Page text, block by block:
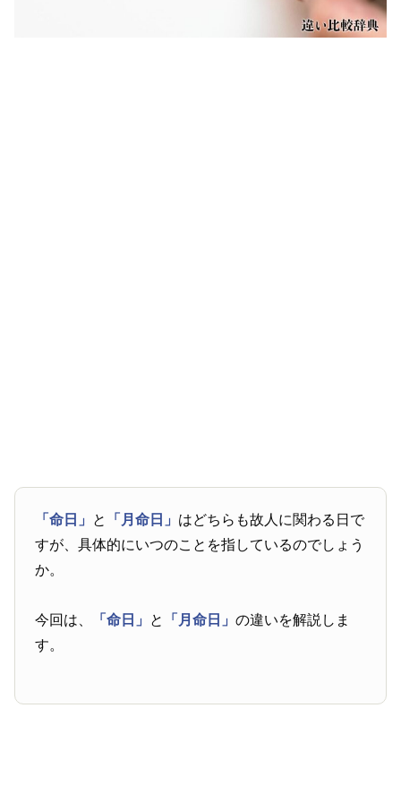
「命日」 と 「月命日」 はどちらも故人に関わる日で
すが、具体的にいつのことを指しているのでしょう
か。
今回は、 「命日」 と 「月命日」の違いを解説しま
す。